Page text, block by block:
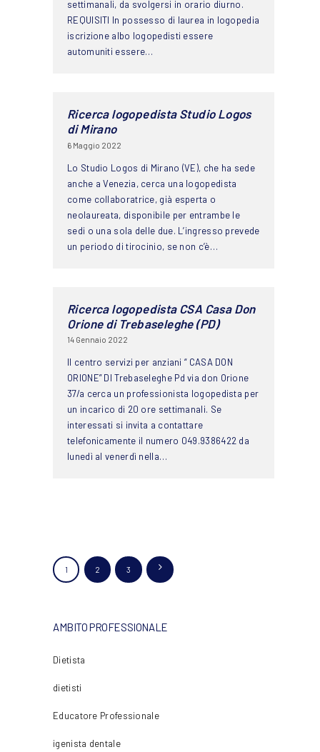
settimanali, da svolgersi in orario diurno.
REQUISITI In possesso di laurea in logopedia
iscrizione albo logopedisti essere
automuniti essere…
Ricerca logopedista Studio Logos
di Mirano
6 Maggio 2022
Lo Studio Logos di Mirano (VE), che ha sede
anche a Venezia, cerca una logopedista
come collaboratrice, già esperta o
neolaureata, disponibile per entrambe le
sedi o una sola delle due. L’ingresso prevede
un periodo di tirocinio, se non c’è…
Ricerca logopedista CSA Casa Don
Orione di Trebaseleghe (PD)
14 Gennaio 2022
Il centro servizi per anziani “ CASA DON
ORIONE” DI Trebaseleghe Pd via don Orione
37/a cerca un professionista logopedista per
un incarico di 20 ore settimanali. Se
interessati si invita a contattare
telefonicamente il numero 049.9386422 da
lunedì al venerdì nella…
Navigazione
PAGINA
1 PAGINA
2 PAGINA
3
>
AMBITO PROFESSIONALE
Dietista
dietisti
Educatore Professionale
igenista dentale